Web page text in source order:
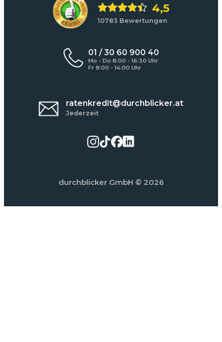
4,5
10783 Bewertungen
01 / 30 60 900 40
Mo - Do 8:00 - 16:30 Uhr
Fr 8:00 - 14:00 Uhr
ratenkredit@durchblicker.at
Jederzeit
durchblicker GmbH © 2026